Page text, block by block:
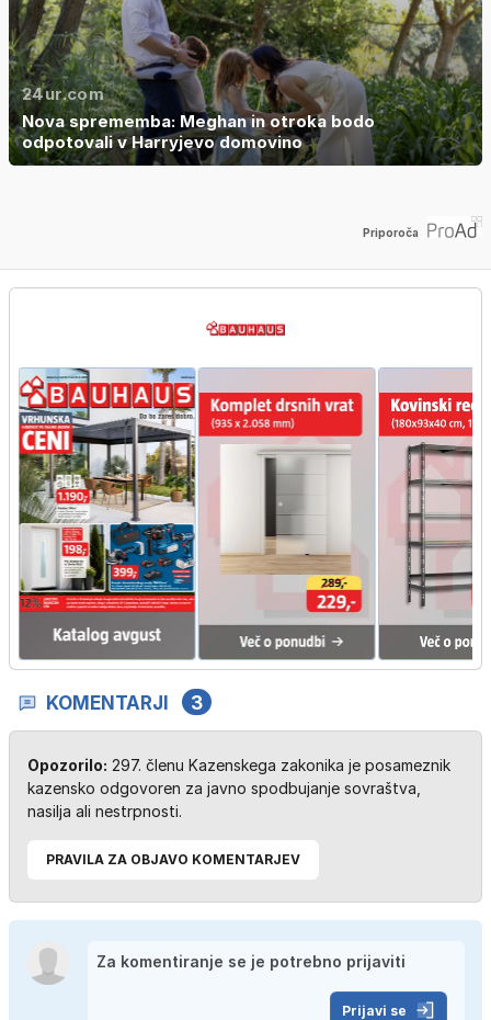
24ur.com
Nova sprememba: Meghan in otroka bodo
odpotovali v Harryjevo domovino
Priporoča
KOMENTARJI 3
Opozorilo: 297. členu Kazenskega zakonika je posameznik
kazensko odgovoren za javno spodbujanje sovraštva,
nasilja ali nestrpnosti.
PRAVILA ZA OBJAVO KOMENTARJEV
Prijavi se